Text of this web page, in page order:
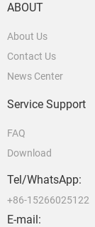
ABOUT
About Us
Contact Us
News Center
Service Support
FAQ
Download
Tel/WhatsApp:
+86-15266025122
E-mail: